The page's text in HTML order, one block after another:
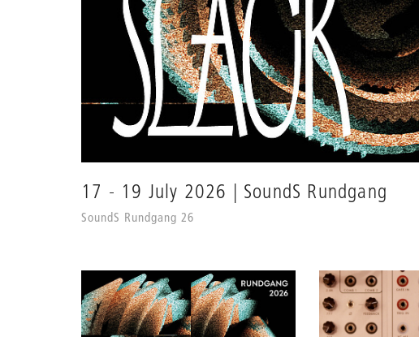
17 - 19 July 2026 | SoundS Rundgang
SoundS Rundgang 26